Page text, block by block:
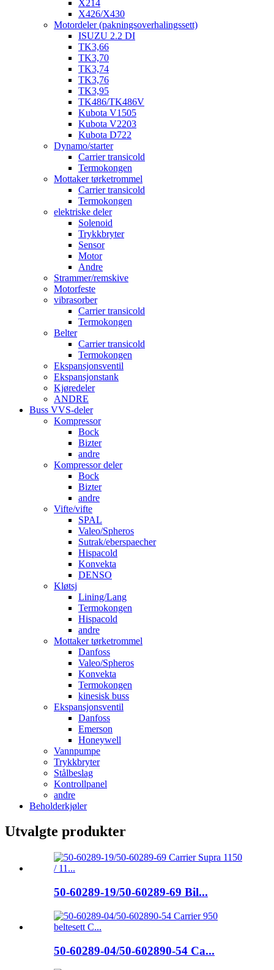
X214
X426/X430
Motordeler (pakningsoverhalingssett)
ISUZU 2.2 DI
TK3,66
TK3,70
TK3,74
TK3,76
TK3,95
TK486/TK486V
Kubota V1505
Kubota V2203
Kubota D722
Dynamo/starter
Carrier transicold
Termokongen
Mottaker tørketrommel
Carrier transicold
Termokongen
elektriske deler
Solenoid
Trykkbryter
Sensor
Motor
Andre
Strammer/remskive
Motorfeste
vibrasorber
Carrier transicold
Termokongen
Belter
Carrier transicold
Termokongen
Ekspansjonsventil
Ekspansjonstank
Kjøredeler
ANDRE
Buss VVS-deler
Kompressor
Bock
Bizter
andre
Kompressor deler
Bock
Bizter
andre
Vifte/vifte
SPAL
Valeo/Spheros
Sutrak/eberspaecher
Hispacold
Konvekta
DENSO
Kløtsj
Lining/Lang
Termokongen
Hispacold
andre
Mottaker tørketrommel
Danfoss
Valeo/Spheros
Konvekta
Termokongen
kinesisk buss
Ekspansjonsventil
Danfoss
Emerson
Honeywell
Vannpumpe
Trykkbryter
Stålbeslag
Kontrollpanel
andre
Beholderkjøler
Utvalgte produkter
50-60289-19/50-60289-69 Bil...
50-60289-04/50-602890-54 Ca...